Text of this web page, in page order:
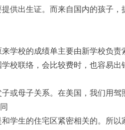
供出生证。而来自国内的孩子
学校的成绩单主要由新学校负
校联络，会比较费时，也容易
或母子关系。在美国，我们用
学生的住宅区紧密相关的。所